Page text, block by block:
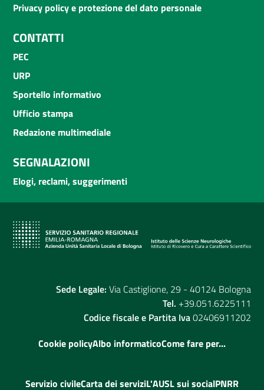
Privacy policy e protezione del dato personale
CONTATTI
PEC
URP
Sportello informativo
Ufficio stampa
Redazione multimediale
SEGNALAZIONI
Elogi, reclami, suggerimenti
Sede Legale: Via Castiglione, 29 - 40124 Bologna
Tel. +39.051.6225111
Codice fiscale e Partita Iva02406911202
Cookie policyAlbo informaticoCome fare per...
Servizio civileCarta dei serviziL'AUSL sui socialPNRR